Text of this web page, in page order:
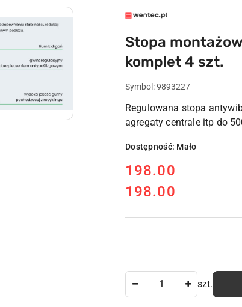
LOGO
WENTEC.PL
Stopa
komplet 4 szt.
Symbol:9893227
Regulowana stopa
agregaty centrale itp do
Dostępność: Mało
cena:
198.00
Cena:
198.00
szt.